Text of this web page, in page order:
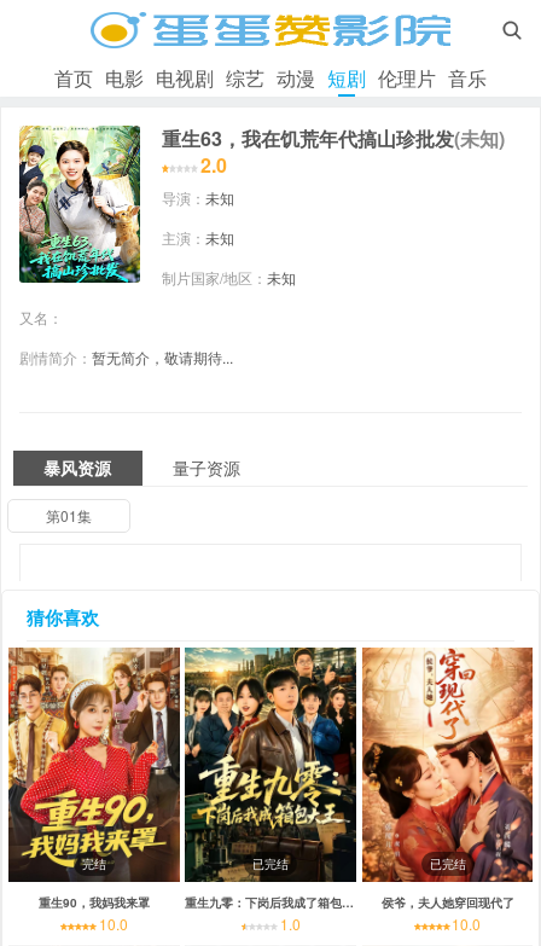

首页 电影 电视剧 综艺 动漫 短剧 伦理片 音乐
重生63，我在饥荒年代搞山珍批发(未知)
2.0
导演： 未知
主演： 未知
制片国家/地区： 未知
又名：
剧情简介： 暂无简介，敬请期待...
暴风资源 量子资源
第01集
猜你喜欢
完结
重生90，我妈我来罩
10.0
已完结
重生九零：下岗后我成了箱包大王
1.0
已完结
侯爷，夫人她穿回现代了
10.0